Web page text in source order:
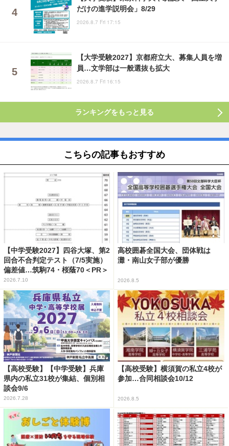
だけの進学説明会」8/29
2026.8.7 Fri 17:15
【大学受験2027】京都府立大、募集人員を増
員…文学部は一般選抜も拡大
2026.8.7 Fri 16:15
ランキングをもっと見る
こちらの記事もおすすめ
【中学受験2027】四谷大塚、第2
回合不合判定テスト（7/5実施）
偏差値…筑駒74・桜蔭70＜PR＞
2026.7.10
高校囲碁全国大会、団体戦は
灘・南山女子部が優勝
2026.8.5
【高校受験】【中学受験】兵庫
県内の私立31校が集結、個別相
談会9/6
2026.7.28
【高校受験】横須賀の私立4校が
参加…合同相談会10/12
2026.8.5